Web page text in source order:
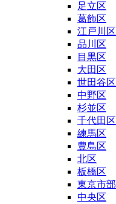
足立区
葛飾区
江戸川区
品川区
目黒区
大田区
世田谷区
中野区
杉並区
千代田区
練馬区
豊島区
北区
板橋区
東京市部
中央区